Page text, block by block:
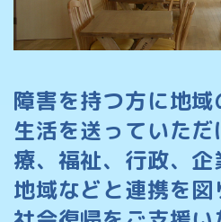
障害を持つ方に地域
生活を送っていただ
療、福祉、行政、企
地域などと連携を図